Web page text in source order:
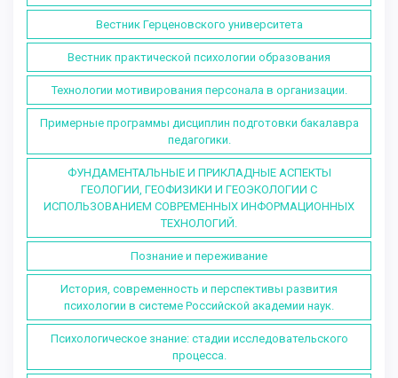
Вестник Герценовского университета
Вестник практической психологии образования
Технологии мотивирования персонала в организации.
Примерные программы дисциплин подготовки бакалавра
педагогики.
ФУНДАМЕНТАЛЬНЫЕ И ПРИКЛАДНЫЕ АСПЕКТЫ
ГЕОЛОГИИ, ГЕОФИЗИКИ И ГЕОЭКОЛОГИИ С
ИСПОЛЬЗОВАНИЕМ СОВРЕМЕННЫХ ИНФОРМАЦИОННЫХ
ТЕХНОЛОГИЙ.
Познание и переживание
История, современность и перспективы развития
психологии в системе Российской академии наук.
Психологическое знание: стадии исследовательского
процесса.